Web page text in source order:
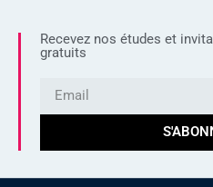
Recevez nos études et
gratuits